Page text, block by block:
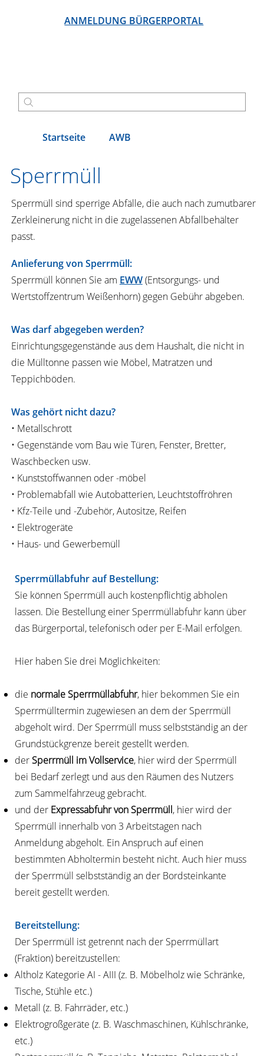
ANMELDUNG BÜRGERPORTAL
Startseite AWB
Sperrmüll
Sperrmüll sind sperrige Abfälle, die auch nach zumutbarer
Zerkleinerung nicht in die zugelassenen Abfallbehälter
passt.
Anlieferung von Sperrmüll:
Sperrmüll können Sie am EWW(Entsorgungs- und
Wertstoffzentrum Weißenhorn) gegen Gebühr abgeben.
Was darf abgegeben werden?
Einrichtungsgegenstände aus dem Haushalt, die nicht in
die Mülltonne passen wie Möbel, Matratzen und
Teppichböden.
Was gehört nicht dazu?
• Metallschrott
• Gegenstände vom Bau wie Türen, Fenster, Bretter,
Waschbecken usw.
• Kunststoffwannen oder -möbel
• Problemabfall wie Autobatterien, Leuchtstoffröhren
• Kfz-Teile und -Zubehör, Autositze, Reifen
• Elektrogeräte
• Haus- und Gewerbemüll
Sperrmüllabfuhr auf Bestellung:
Sie können Sperrmüll auch kostenpflichtig abholen
lassen. Die Bestellung einer Sperrmüllabfuhr kann über
das Bürgerportal, telefonisch oder per E-Mail erfolgen.
Hier haben Sie drei Möglichkeiten:
die normale Sperrmüllabfuhr, hier bekommen Sie ein
Sperrmülltermin zugewiesen an dem der Sperrmüll
abgeholt wird. Der Sperrmüll muss selbstständig an der
Grundstückgrenze bereit gestellt werden.
derSperrmüll im Vollservice, hier wird der Sperrmüll
bei Bedarf zerlegt und aus den Räumen des Nutzers
zum Sammelfahrzeug gebracht.
und der Expressabfuhr von Sperrmüll, hier wird der
Sperrmüll innerhalb von 3 Arbeitstagen nach
Anmeldung abgeholt. Ein Anspruch auf einen
bestimmten Abholtermin besteht nicht. Auch hier muss
der Sperrmüll selbstständig an der Bordsteinkante
bereit gestellt werden.
Bereitstellung:
Der Sperrmüll ist getrennt nach der Sperrmüllart
(Fraktion) bereitzustellen:
Altholz Kategorie AI - AIII (z. B. Möbelholz wie Schränke,
Tische, Stühle etc.)
Metall (z. B. Fahrräder, etc.)
Elektrogroßgeräte (z. B. Waschmaschinen, Kühlschränke,
etc.)